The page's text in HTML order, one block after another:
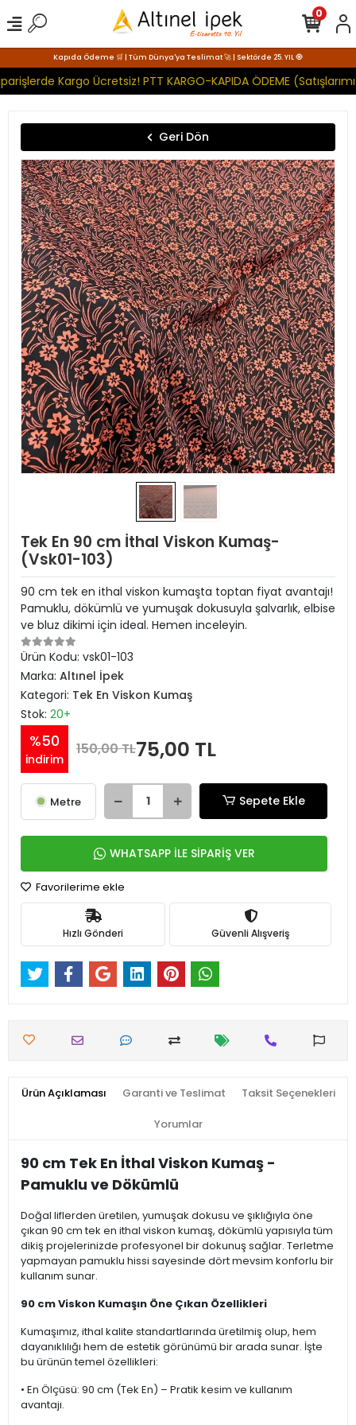
Kapıda Ödeme 🛒 | Tüm Dünya'ya Teslimat 🚀 | Sektörde 25. YIL 🧿
Kargo Ücretsiz! PTT KARGO-KAPIDA ÖDEME
0
Geri Dön
Tek En 90 cm İthal Viskon Kumaş-
(Vsk01-103)
90 cm tek en ithal viskon kumaşta toptan fiyat avantajı!
Pamuklu, dökümlü ve yumuşak dokusuyla şalvarlık, elbise
ve bluz dikimi için ideal. Hemen inceleyin.
Ürün Kodu: vsk01-103
Marka: Altınel İpek
Kategori: Tek En Viskon Kumaş
Stok: 20+
%50
indirim
150,00 TL75,00 TL
Metre Sepete Ekle
WHATSAPP İLE SİPARİŞ VER
Favorilerime ekle
Hızlı Gönderi Güvenli Alışveriş
Ürün Açıklaması Garanti ve Teslimat Taksit Seçenekleri
Yorumlar
90 cm Tek En İthal Viskon Kumaş -
Pamuklu ve Dökümlü
Doğal liflerden üretilen, yumuşak dokusu ve şıklığıyla öne
çıkan 90 cm tek en ithal viskon kumaş, dökümlü yapısıyla tüm
dikiş projelerinizde profesyonel bir dokunuş sağlar. Terletme
yapmayan pamuklu hissi sayesinde dört mevsim konforlu bir
kullanım sunar.
90 cm Viskon Kumaşın Öne Çıkan Özellikleri
Kumaşımız, ithal kalite standartlarında üretilmiş olup, hem
dayanıklılığı hem de estetik görünümü bir arada sunar. İşte
bu ürünün temel özellikleri:
• En Ölçüsü: 90 cm (Tek En) – Pratik kesim ve kullanım
avantajı.